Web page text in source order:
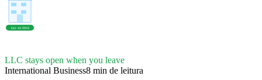
LLC ACTIVE
LLC stays open when you leave
International Business8 min de leitura